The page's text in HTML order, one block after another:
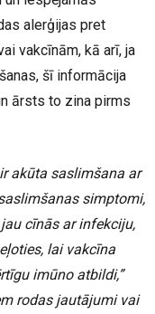
alerģijas pret
vakcīnām, kā arī, ja
šī informācija
ārsts to zina pirms
akūta saslimšana ar
simptomi,
cīnās ar infekciju,
lai vakcīna
imūno atbildi,”
rodas jautājumi vai